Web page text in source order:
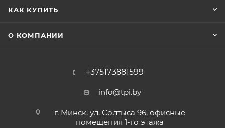
КАК КУПИТЬ
О КОМПАНИИ
+375173881599
info@tpi.by
г. Минск, ул. Солтыса 96, офисные
помещения 1-го этажа